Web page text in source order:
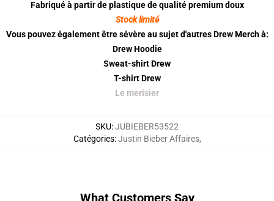
Fabriqué à partir de plastique de qualité premium doux
Stock limité
Vous pouvez également être sévère au sujet d'autres Drew Merch à:
Drew Hoodie
Sweat-shirt Drew
T-shirt Drew
Le merisier
SKU:JUBIEBER53522
Catégories:Justin Bieber Affaires,
What Customers Say